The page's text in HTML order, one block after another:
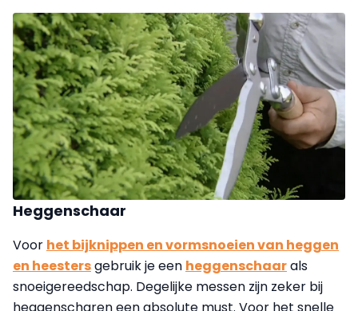
Heggenschaar
Voor het bijknippen en vormsnoeien van heggen
en heestersgebruik je een heggenschaarals
snoeigereedschap. Degelijke messen zijn zeker bij
heggenscharen een absolute must. Voor het snelle